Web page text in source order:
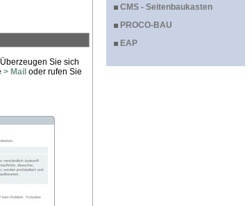
Sie sich
> Mail oder rufen Sie
CMS - Seitenbaukasten
PROCO-BAU
EAP